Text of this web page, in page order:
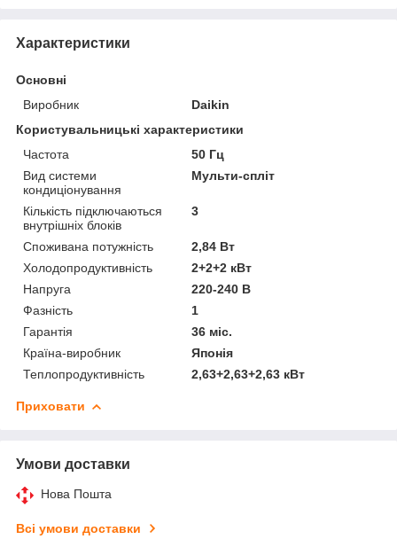
Характеристики
Основні
Виробник
Daikin
Користувальницькі характеристики
Частота
50 Гц
Вид системи
кондиціонування
Мульти-спліт
Кількість підключаються
внутрішніх блоків
3
Споживана потужність
2,84 Вт
Холодопродуктивність
2+2+2 кВт
Напруга
220-240 В
Фазність
1
Гарантія
36 міс.
Країна-виробник
Японія
Теплопродуктивність
2,63+2,63+2,63 кВт
Приховати
Умови доставки
Нова Пошта
Всі умови доставки